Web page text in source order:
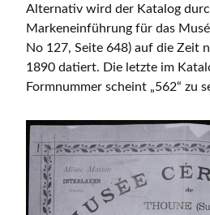
Alternativ wird der Katalog
Markeneinführung für das
No 127, Seite 648) auf die Zeit
1890 datiert. Die letzte im
Formnummer scheint „562“ zu